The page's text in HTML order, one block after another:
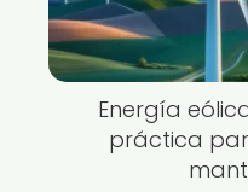
Energía
práctica